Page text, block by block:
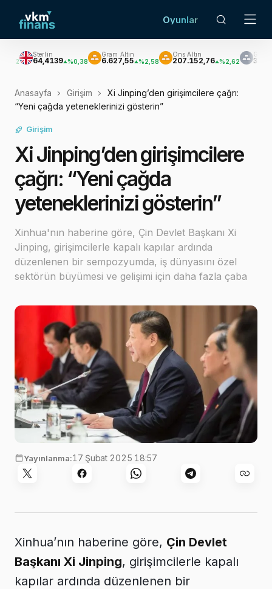
Oyunlar
Sterlin
64,4139 %0,38
Gram Altın
6.627,55 %2,58
Ons Altın
207.152,76 %2,62
Gümüş
3.033,47
Anasayfa Girişim
Xi Jinping’den girişimcilere çağrı:
“Yeni çağda yeteneklerinizi gösterin”
Girişim
Xi Jinping’den girişimcilere
çağrı: “Yeni çağda
yeteneklerinizi gösterin”
Xinhua'nın haberine göre, Çin Devlet Başkanı Xi
Jinping, girişimcilerle kapalı kapılar ardında
düzenlenen bir sempozyumda, iş dünyasını özel
sektörün büyümesi ve gelişimi için daha fazla çaba
Yayınlanma:17 Şubat 2025 18:57
Xinhua’nın haberine göre, Çin Devlet
Başkanı Xi Jinping, girişimcilerle kapalı
kapılar ardında düzenlenen bir